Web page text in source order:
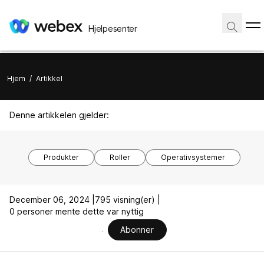
Hjelpesenter
Hjem / Artikkel
Denne artikkelen gjelder:
Produkter Roller Operativsystemer
December 06, 2024 | 795 visning(er) |
0 personer mente dette var nyttig
Abonner